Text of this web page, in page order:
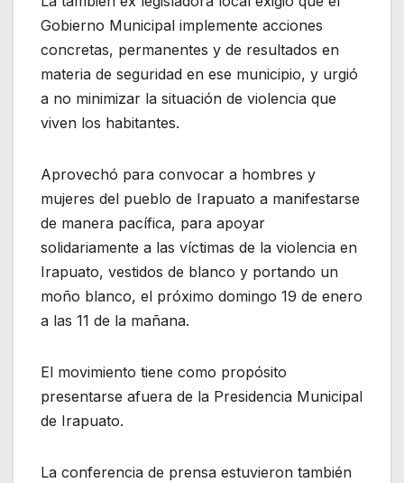
Gobierno Municipal implemente acciones
concretas, permanentes y de resultados en
materia de seguridad en ese municipio, y urgió
a no minimizar la situación de violencia que
viven los habitantes.
Aprovechó para convocar a hombres y
mujeres del pueblo de Irapuato a manifestarse
de manera pacífica, para apoyar
solidariamente a las víctimas de la violencia en
Irapuato, vestidos de blanco y portando un
moño blanco, el próximo domingo 19 de enero
a las 11 de la mañana.
El movimiento tiene como propósito
presentarse afuera de la Presidencia Municipal
de Irapuato.
La conferencia de prensa estuvieron también